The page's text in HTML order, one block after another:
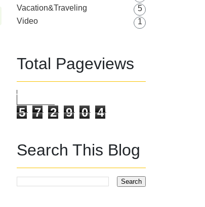
Vacation&Traveling
5
Video
1
Total Pageviews
5 7 2 9 0 4
Search This Blog